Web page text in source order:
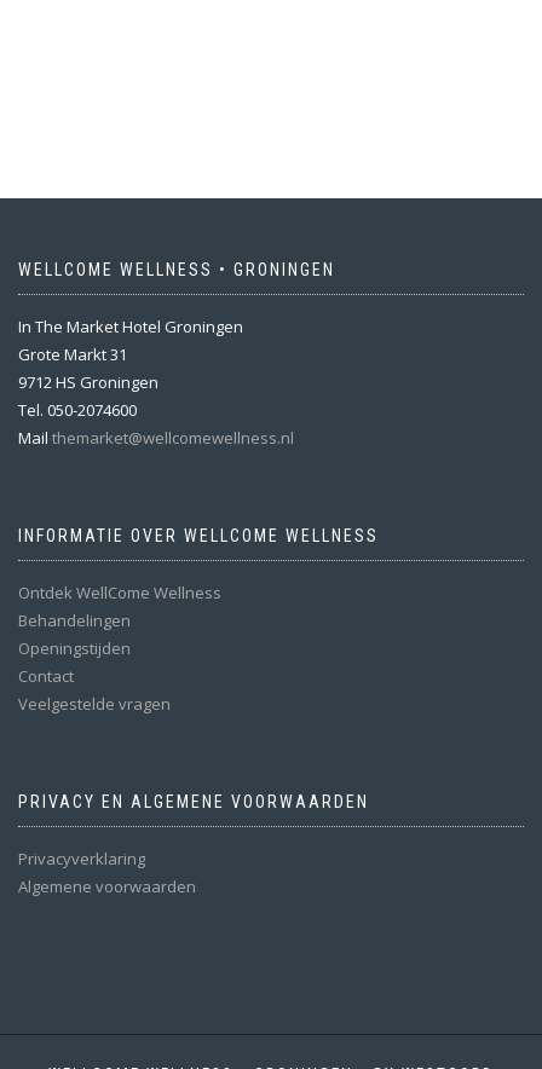
WELLCOME WELLNESS • GRONINGEN
In The Market Hotel Groningen
Grote Markt 31
9712 HS Groningen
Tel. 050-2074600
Mail themarket@wellcomewellness.nl
INFORMATIE OVER WELLCOME WELLNESS
Ontdek WellCome Wellness
Behandelingen
Openingstijden
Contact
Veelgestelde vragen
PRIVACY EN ALGEMENE VOORWAARDEN
Privacyverklaring
Algemene voorwaarden